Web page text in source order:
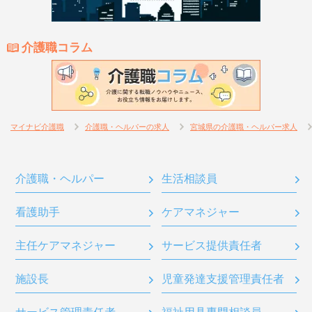
介護職コラム
マイナビ介護職 介護職・ヘルパーの求人 宮城県の介護職・ヘルパー求人
介護職・ヘルパー 生活相談員
看護助手 ケアマネジャー
主任ケアマネジャー サービス提供責任者
施設長 児童発達支援管理責任者